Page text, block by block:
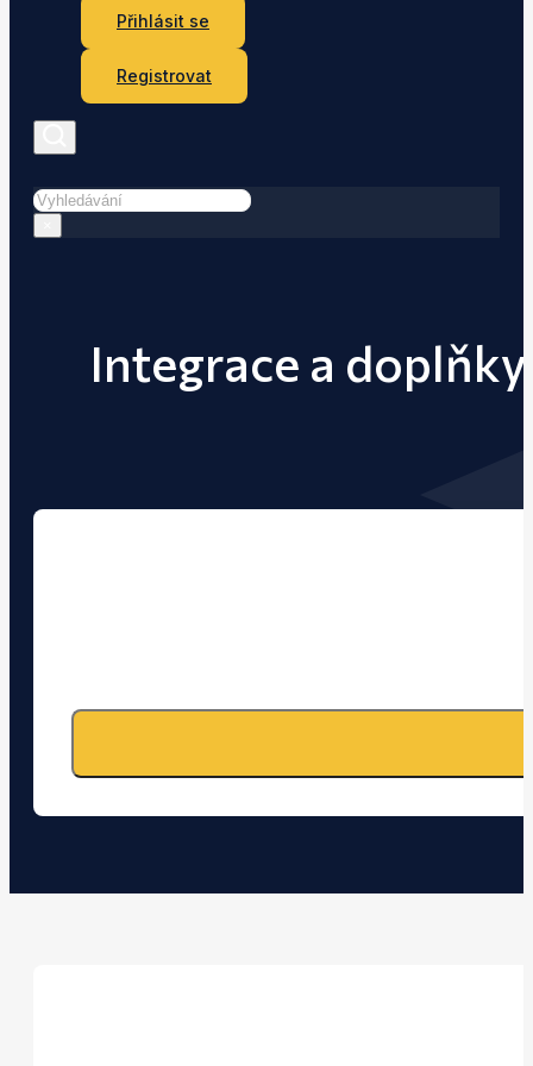
Přihlásit se
Registrovat
Hledat
Integrace a